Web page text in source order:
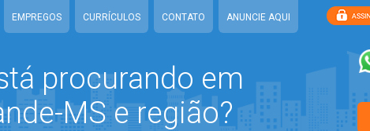
EMPREGOS CURRÍCULOS CONTATO ANUNCIE AQUI
procurando em
MS e região?